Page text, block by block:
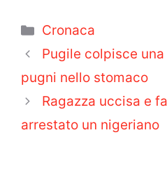
Categorie
Cronaca
Pugile colpisce
pugni nello stomaco
Ragazza uccisa e
arrestato un nigeriano